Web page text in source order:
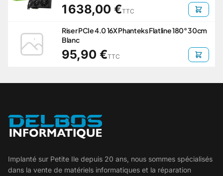
1 638,00 €TTC
Riser PCIe 4.0 16X Phanteks Flatline 180° 30cm
Blanc
95,90 €TTC
Implanté sur Petite Ile depuis 20 ans, nous sommes spécialisés
dans la vente de matériels informatiques et la réparation